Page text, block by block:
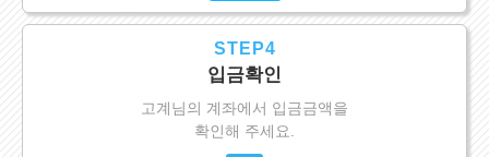
STEP4
입금확인
고계님의 계좌에서 입금금액을
확인해 주세요.